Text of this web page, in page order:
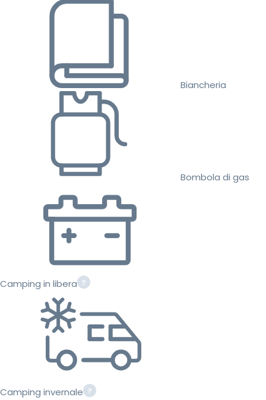
Biancheria
Bombola di gas
Camping in libera
Camping invernale